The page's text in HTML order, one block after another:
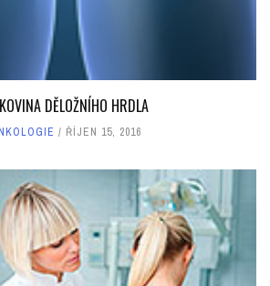
DĚLOŽNÍHO HRDLA
ŘÍJEN 15, 2016